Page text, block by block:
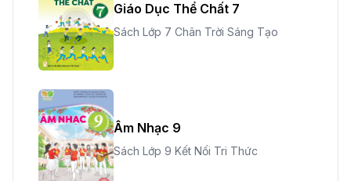
Giáo Dục Thể Chất 7
Sách Lớp 7 Chân Trời Sáng Tạo
Âm Nhạc 9
Sách Lớp 9 Kết Nối Tri Thức